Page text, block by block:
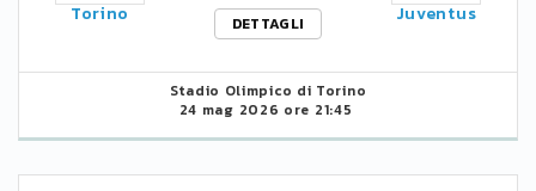
Torino
DETTAGLI
Juventus
Stadio Olimpico di Torino
24 mag 2026 ore 21:45